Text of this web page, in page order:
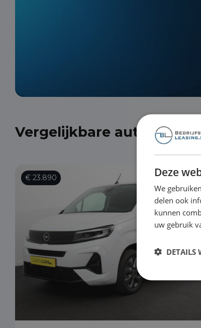
Vergelijkbare auto's uit
€ 23.890 Deze
We
delen ook
kunnen
uw gebruik
DETAILS